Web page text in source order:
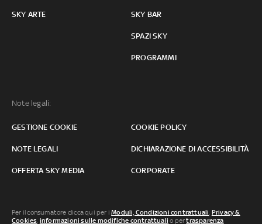
SKY ARTE SKY BAR
SPAZI SKY
PROGRAMMI
Note legali:
GESTIONE COOKIE COOKIE POLICY
NOTE LEGALI DICHIARAZIONE DI ACCESSIBILITÀ
OFFERTA SKY MEDIA CORPORATE
Per il consumatore clicca qui per iModuli, Condizioni contrattuali Privacy &
Cookies informazioni sulle modifiche contrattuali o pertrasparenza